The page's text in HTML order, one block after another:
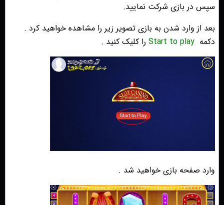
سپس در بازی شرکت نمایید.
بعد از وارد شدن به بازی تصویر زیر را مشاهده خواهید کرد .
دکمه Start to play را کلیک کنید .
وارد صفحه بازی خواهید شد .